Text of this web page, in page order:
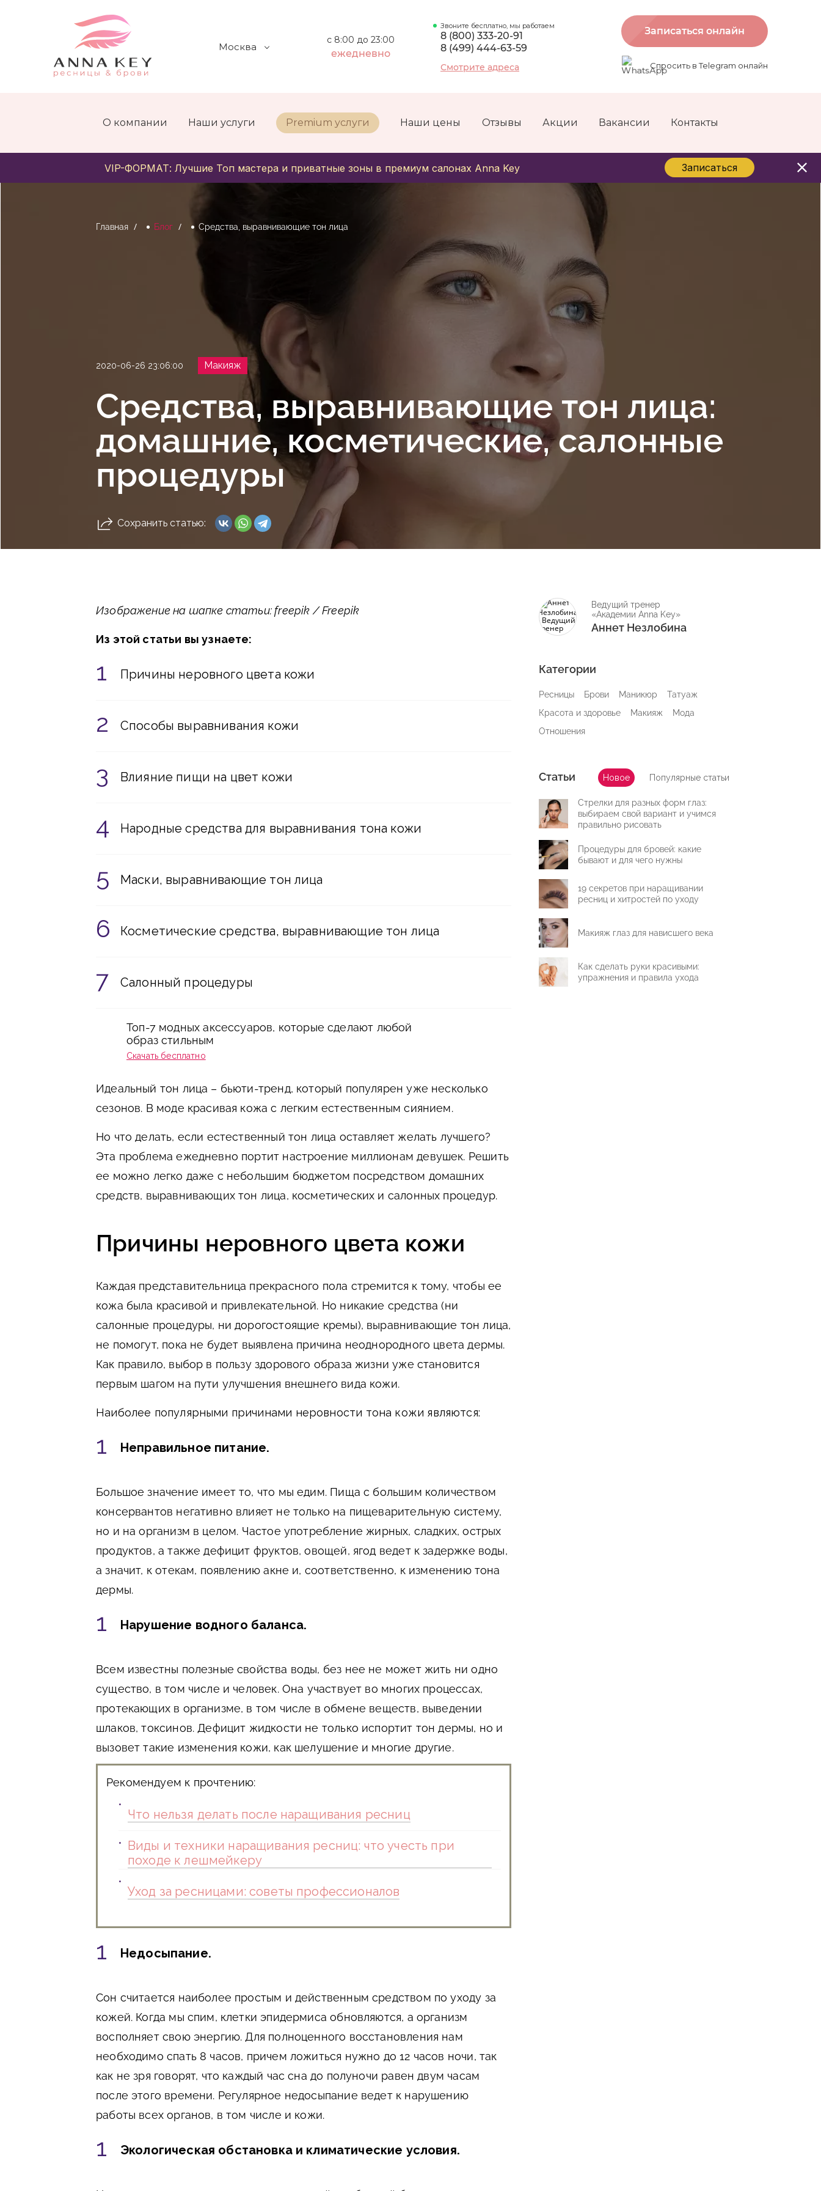
Москва
с 8:00 до 23:00
ежедневно
Звоните бесплатно, мы работаем
8 (800) 333-20-91
8 (499) 444-63-59
Смотрите адреса
Записаться онлайн
Спросить в Telegram онлайн
О компании Наши услуги Premium услуги Наши цены Отзывы Акции Вакансии Контакты
Главная Блог Средства, выравнивающие тон лица
2020-06-26 23:06:00 Макияж
Средства, выравнивающие тон лица:
домашние, косметические, салонные
процедуры
Сохранить статью:
Изображение на шапке статьи: freepik / Freepik
Из этой статьи вы узнаете:
Причины неровного цвета кожи
Способы выравнивания кожи
Влияние пищи на цвет кожи
Народные средства для выравнивания тона кожи
Маски, выравнивающие тон лица
Косметические средства, выравнивающие тон лица
Салонный процедуры
Топ-7 модных аксессуаров, которые сделают любой
образ стильным
Скачать бесплатно
Идеальный тон лица – бьюти-тренд, который популярен уже несколько
сезонов. В моде красивая кожа с легким естественным сиянием.
Но что делать, если естественный тон лица оставляет желать лучшего?
Эта проблема ежедневно портит настроение миллионам девушек. Решить
ее можно легко даже с небольшим бюджетом посредством домашних
средств, выравнивающих тон лица, косметических и салонных процедур.
Причины неровного цвета кожи
Каждая представительница прекрасного пола стремится к тому, чтобы ее
кожа была красивой и привлекательной. Но никакие средства (ни
салонные процедуры, ни дорогостоящие кремы), выравнивающие тон лица,
не помогут, пока не будет выявлена причина неоднородного цвета дермы.
Как правило, выбор в пользу здорового образа жизни уже становится
первым шагом на пути улучшения внешнего вида кожи.
Наиболее популярными причинами неровности тона кожи являются:
Неправильное питание.
Большое значение имеет то, что мы едим. Пища с большим количеством
консервантов негативно влияет не только на пищеварительную систему,
но и на организм в целом. Частое употребление жирных, сладких, острых
продуктов, а также дефицит фруктов, овощей, ягод ведет к задержке воды,
а значит, к отекам, появлению акне и, соответственно, к изменению тона
дермы.
Нарушение водного баланса.
Всем известны полезные свойства воды, без нее не может жить ни одно
существо, в том числе и человек. Она участвует во многих процессах,
протекающих в организме, в том числе в обмене веществ, выведении
шлаков, токсинов. Дефицит жидкости не только испортит тон дермы, но и
вызовет такие изменения кожи, как шелушение и многие другие.
Рекомендуем к прочтению:
Что нельзя делать после наращивания ресниц
Виды и техники наращивания ресниц: что учесть при
походе к лешмейкеру
Уход за ресницами: советы профессионалов
Недосыпание.
Сон считается наиболее простым и действенным средством по уходу за
кожей. Когда мы спим, клетки эпидермиса обновляются, а организм
восполняет свою энергию. Для полноценного восстановления нам
необходимо спать 8 часов, причем ложиться нужно до 12 часов ночи, так
как не зря говорят, что каждый час сна до полуночи равен двум часам
после этого времени. Регулярное недосыпание ведет к нарушению
работы всех органов, в том числе и кожи.
Экологическая обстановка и климатические условия.
Ведущий тренер
«Академии Anna Key»
Аннет Незлобина
Категории
Ресницы Брови Маникюр
Татуаж
Красота и здоровье
Макияж
Мода
Отношения
Статьи Новое Популярные статьи
Стрелки для разных форм глаз:
выбираем свой вариант и учимся
правильно рисовать
Процедуры для бровей: какие
бывают и для чего нужны
19 секретов при наращивании
ресниц и хитростей по уходу
Макияж глаз для нависшего века
Как сделать руки красивыми:
упражнения и правила ухода
VIP-ФОРМАТ: Лучшие Топ мастера и приватные зоны в премиум салонах Anna Key Записаться